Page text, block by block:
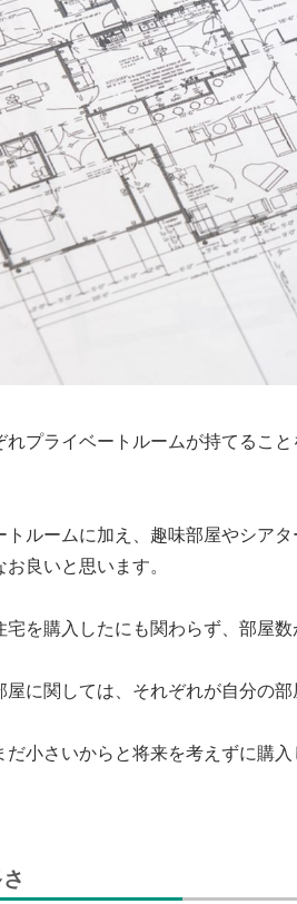
れプライベートルームが持てるこ
トルームに加え、趣味部屋やシア
良いと思います。
宅を購入したにも関わらず、部屋
屋に関しては、それぞれが自分の
だ小さいからと将来を考えずに購